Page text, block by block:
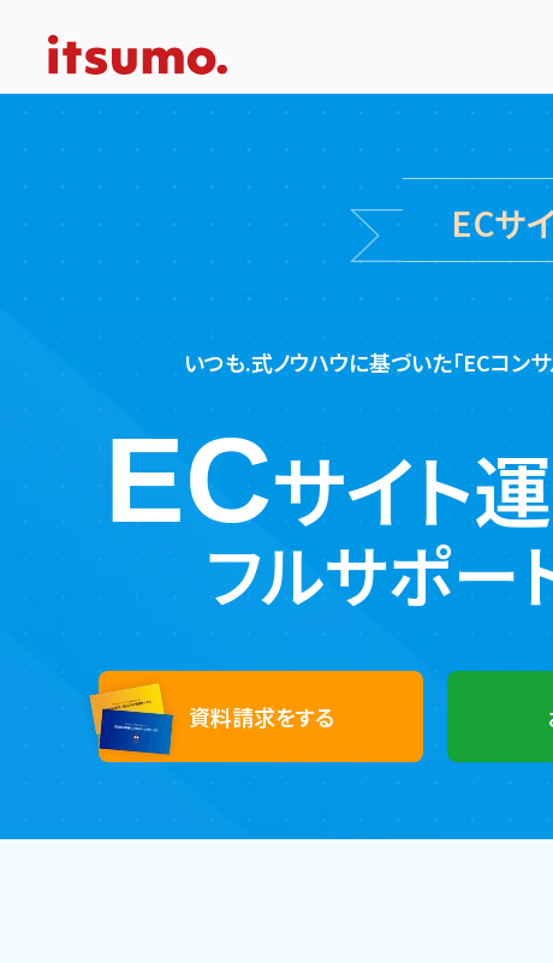
ECサ
いつも.式ノウハウに基づいた「ECコン
ECサイト
フルサポー
資料請求をする